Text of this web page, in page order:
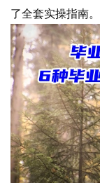
了全套实操指南。